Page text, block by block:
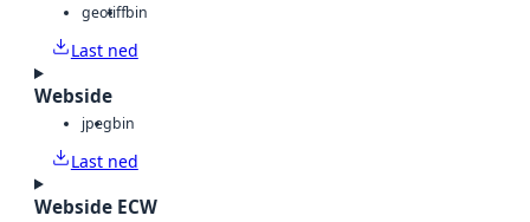
geotiffbin
Last ned
Webside
jpegbin
Last ned
Webside ECW